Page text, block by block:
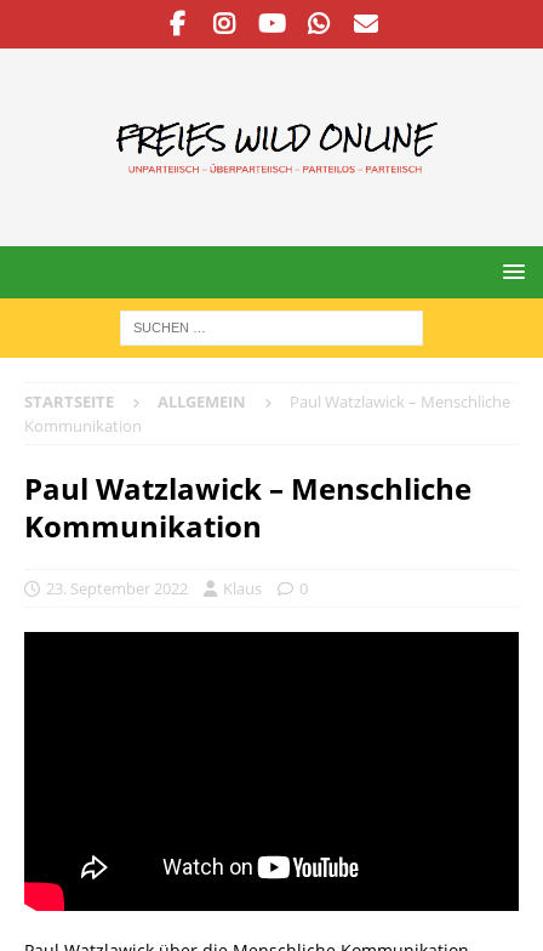
STARTSEITE ALLGEMEIN
Paul Watzlawick – Menschliche
Kommunikation
Paul Watzlawick – Menschliche
Kommunikation
23. September 2022 Klaus 0